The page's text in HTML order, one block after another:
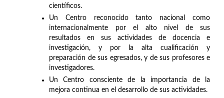
científicos.
Un Centro reconocido tanto nacional como
internacionalmente por el alto nivel de sus
resultados en sus actividades de docencia e
investigación, y por la alta cualificación y
preparación de sus egresados, y de sus profesores e
investigadores.
Un Centro consciente de la importancia de la
mejora continua en el desarrollo de sus actividades.